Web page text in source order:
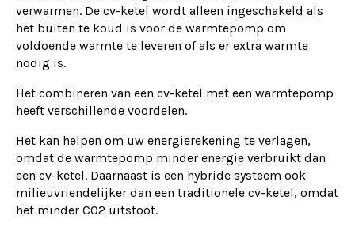
verwarmen. De cv-ketel wordt alleen ingeschakeld als
het buiten te koud is voor de warmtepomp om
voldoende warmte te leveren of als er extra warmte
nodig is.
Het combineren van een cv-ketel met een warmtepomp
heeft verschillende voordelen.
Het kan helpen om uw energierekening te verlagen,
omdat de warmtepomp minder energie verbruikt dan
een cv-ketel. Daarnaast is een hybride systeem ook
milieuvriendelijker dan een traditionele cv-ketel, omdat
het minder CO2 uitstoot.